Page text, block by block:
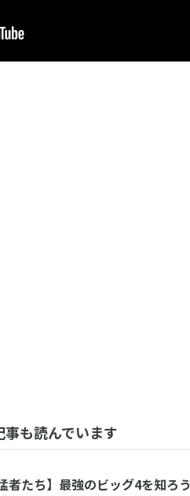
も読んでいます
者たち】最強のビッグ4を知ろう